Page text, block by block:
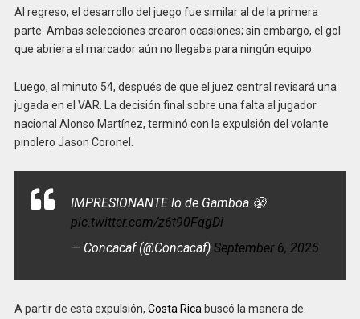
Al regreso, el desarrollo del juego fue similar al de la primera
parte. Ambas selecciones crearon ocasiones; sin embargo, el gol
que abriera el marcador aún no llegaba para ningún equipo.
Luego, al minuto 54, después de que el juez central revisará una
jugada en el VAR. La decisión final sobre una falta al jugador
nacional Alonso Martínez, terminó con la expulsión del volante
pinolero Jason Coronel.
IMPRESIONANTE lo de Gamboa 😤
pic.twitter.com/z6t90FqgDi
— Concacaf (@Concacaf) September 6, 2025
A partir de esta expulsión, Costa Rica buscó la manera de